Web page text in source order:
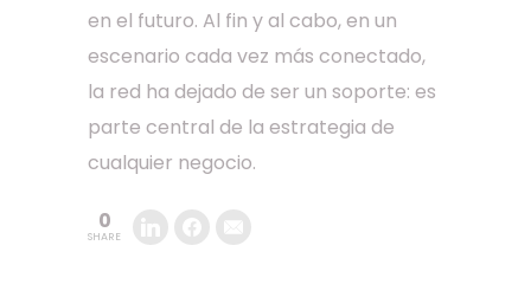
en el futuro. Al fin y al cabo, en un
escenario cada vez más conectado,
la red ha dejado de ser un soporte: es
parte central de la estrategia de
cualquier negocio.
0
SHARE